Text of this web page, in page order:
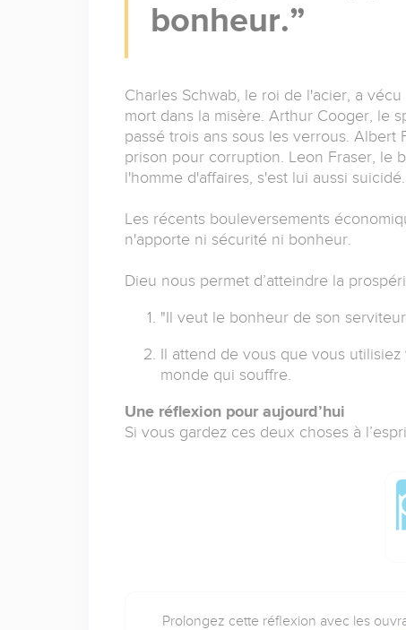
bonheur.
Charles Schwab, le roi de l'acier, a
mort dans la misère. Arthur Cooger, le
passé trois ans sous les verrous.
prison pour corruption. Leon Fraser, le
l'homme d'affaires, s'est lui aussi suicidé.
Les récents bouleversements
n'apporte ni sécurité ni bonheur.
Dieu nous permet d’atteindre la
"Il veut le bonheur de son
Il attend de vous que vous
monde qui souffre.
Une réflexion pour aujourd’hui
Si vous gardez ces deux choses à
Prolongez cette réflexion avec les